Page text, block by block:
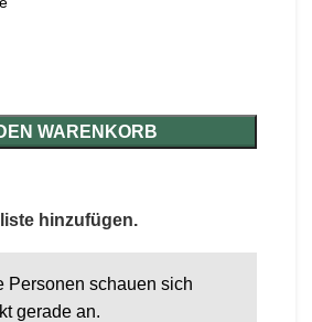
WARENKORB
hinzufügen.
Personen schauen sich
gerade an.